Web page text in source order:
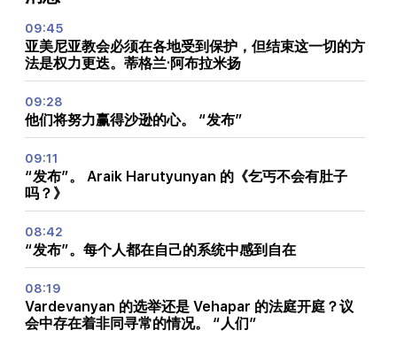
09:45
亚美尼亚教会必须在各地受到保护，但结束这一切的方
法是权力更迭。蒂格兰·阿布拉米扬
09:28
他们将努力赢得沙逊的心。 “发布”
09:11
“发布”。 Araik Harutyunyan 的《乞丐不会有肚子
吗？》
08:42
“发布”。每个人都在自己的系统中感到自在
08:19
Vardevanyan 的选举还是 Vehapar 的法庭开庭？议
会中存在着非同寻常的情况。 “人们”